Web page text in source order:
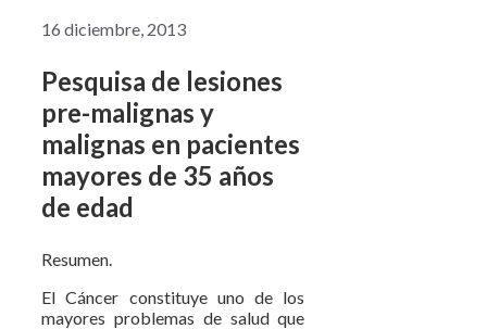
16 diciembre, 2013
Pesquisa de lesiones
pre-malignas y
malignas en pacientes
mayores de 35 años
de edad
Resumen.
El Cáncer constituye uno de los
mayores problemas de salud que